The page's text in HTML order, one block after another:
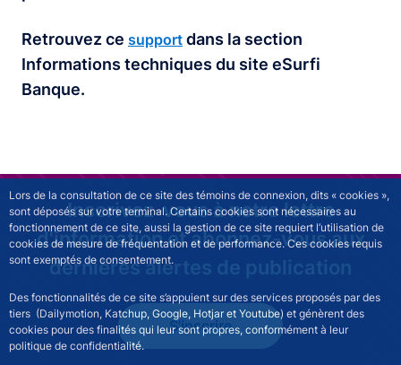
Lors de la consultation de ce site des témoins de connexion, dits « cookies »,
sont déposés sur votre terminal. Certains cookies sont nécessaires au
fonctionnement de ce site, aussi la gestion de ce site requiert l’utilisation de
cookies de mesure de fréquentation et de performance. Ces cookies requis
sont exemptés de consentement.
Des fonctionnalités de ce site s’appuient sur des services proposés par des
tiers (Dailymotion, Katchup, Google, Hotjar et Youtube) et génèrent des
cookies pour des finalités qui leur sont propres, conformément à leur
politique de confidentialité.
Retrouvez ce support dans la section
Informations techniques du site eSurfi
Banque.
Inscrivez-vous à notre lettre
d'information et abonnez-vous aux
dernières alertes de publication
S'inscrire